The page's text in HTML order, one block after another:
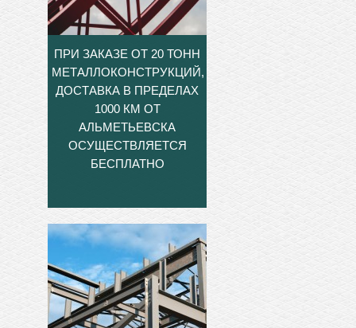
ПРИ ЗАКАЗЕ ОТ 20 ТОНН
МЕТАЛЛОКОНСТРУКЦИЙ,
ДОСТАВКА В ПРЕДЕЛАХ
1000 КМ ОТ
АЛЬМЕТЬЕВСКА
ОСУЩЕСТВЛЯЕТСЯ
БЕСПЛАТНО